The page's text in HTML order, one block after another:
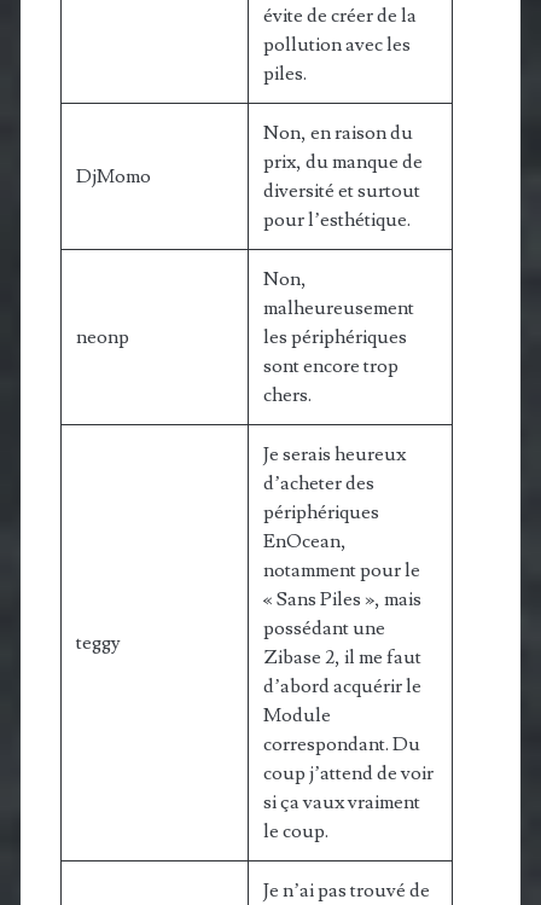
évite de créer de la
pollution avec les
piles.
DjMomo
Non, en raison du
prix, du manque de
diversité et surtout
pour l’esthétique.
neonp
Non,
malheureusement
les périphériques
sont encore trop
chers.
teggy
Je serais heureux
d’acheter des
périphériques
EnOcean,
notamment pour le
« Sans Piles », mais
possédant une
Zibase 2, il me faut
d’abord acquérir le
Module
correspondant. Du
coup j’attend de voir
si ça vaux vraiment
le coup.
Je n’ai pas trouvé de